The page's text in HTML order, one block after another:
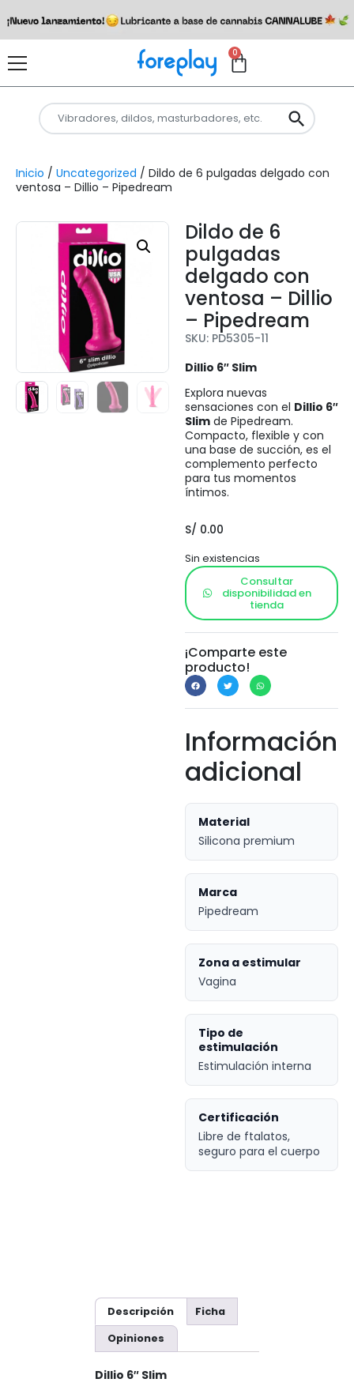
0
Inicio / Uncategorized / Dildo de 6 pulgadas delgado con
ventosa – Dillio – Pipedream
Dildo de 6
pulgadas
delgado con
ventosa – Dillio
– Pipedream
SKU: PD5305-11
Dillio 6″ Slim
Explora nuevas
sensaciones con el Dillio 6″
Slim de Pipedream.
Compacto, flexible y con
una base de succión, es el
complemento perfecto
para tus momentos
íntimos.
S/ 0.00
Sin existencias
Consultar
disponibilidad en
tienda
¡Comparte este
producto!
Información
adicional
Material
Silicona premium
Marca
Pipedream
Zona a estimular
Vagina
Tipo de
estimulación
Estimulación interna
Certificación
Libre de ftalatos,
seguro para el cuerpo
Descripción Ficha
Opiniones
Dillio 6″ Slim